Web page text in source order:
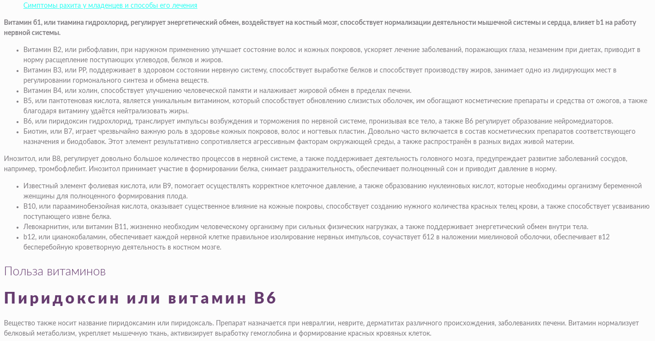
Симптомы рахита у младенцев и способы его лечения
Витамин б1, или тиамина гидрохлорид, регулирует энергетический обмен, воздействует на костный мозг, способствует нормализации деятельности мышечной системы и сердца, влияет b1 на работу
нервной системы.
Витамин В2, или рибофлавин, при наружном применению улучшает состояние волос и кожных покровов, ускоряет лечение заболеваний, поражающих глаза, незаменим при диетах, приводит в
норму расщепление поступающих углеводов, белков и жиров.
Витамин В3, или РР, поддерживает в здоровом состоянии нервную систему, способствует выработке белков и способствует производству жиров, занимает одно из лидирующих мест в
регулировании гормонального синтеза и обмена веществ.
Витамин В4, или холин, способствует улучшению человеческой памяти и налаживает жировой обмен в пределах печени.
В5, или пантотеновая кислота, является уникальным витамином, который способствует обновлению слизистых оболочек, им обогащают косметические препараты и средства от ожогов, а также
благодаря витамину удаётся нейтрализовать жиры.
В6, или пиридоксин гидрохлорид, транслирует импульсы возбуждения и торможения по нервной системе, пронизывая все тело, а также B6 регулирует образование нейромедиаторов.
Биотин, или В7, играет чрезвычайно важную роль в здоровье кожных покровов, волос и ногтевых пластин. Довольно часто включается в состав косметических препаратов соответствующего
назначения и биодобавок. Этот элемент результативно сопротивляется агрессивным факторам окружающей среды, а также распространён в разных видах живой материи.
Инозитол, или В8, регулирует довольно большое количество процессов в нервной системе, а также поддерживает деятельность головного мозга, предупреждает развитие заболеваний сосудов,
например, тромбофлебит. Инозитол принимает участие в формировании белка, снимает раздражительность, обеспечивает полноценный сон и приводит давление в норму.
Известный элемент фолиевая кислота, или В9, помогает осуществлять корректное клеточное давление, а также образованию нуклеиновых кислот, которые необходимы организму беременной
женщины для полноценного формирования плода.
В10, или парааминобензойная кислота, оказывает существенное влияние на кожные покровы, способствует созданию нужного количества красных телец крови, а также способствует усваиванию
поступающего извне белка.
Левокарнитин, или витамин В11, жизненно необходим человеческому организму при сильных физических нагрузках, а также поддерживает энергетический обмен внутри тела.
b12, или цианокобаламин, обеспечивает каждой нервной клетке правильное изолирование нервных импульсов, соучаствует б12 в наложении миелиновой оболочки, обеспечивает в12
бесперебойную кроветворную деятельность в костном мозге.
Польза витаминов
Пиридоксин или витамин B6
Вещество также носит название пиридоксамин или пиридоксаль. Препарат назначается при невралгии, неврите, дерматитах различного происхождения, заболеваниях печени. Витамин нормализует
белковый метаболизм, укрепляет мышечную ткань, активизирует выработку гемоглобина и формирование красных кровяных клеток.